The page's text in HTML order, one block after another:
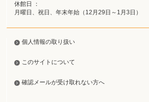
休館日 ：
月曜日、祝日、年末年始（12月29日～1月3日）
個人情報の取り扱い
このサイトについて
確認メールが受け取れない方へ